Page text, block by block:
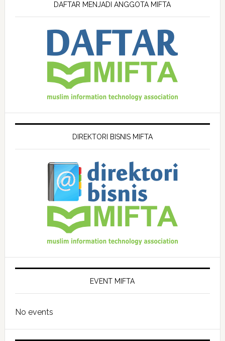
DAFTAR MENJADI ANGGOTA MIFTA
DIREKTORI BISNIS MIFTA
EVENT MIFTA
No events